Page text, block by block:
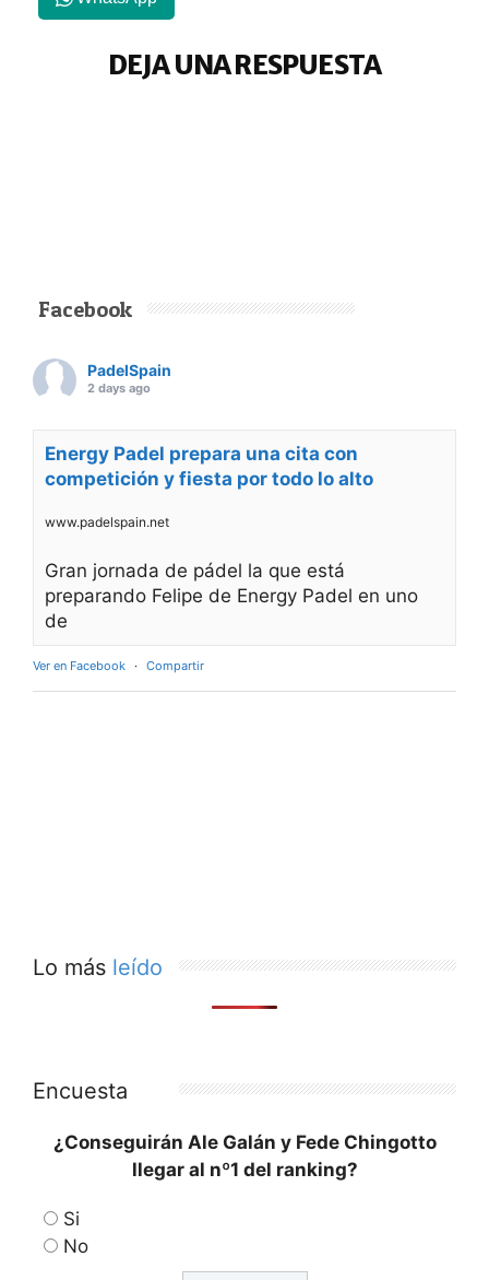
DEJA UNA RESPUESTA
Facebook
PadelSpain
2 days ago
Energy Padel prepara una cita con
competición y fiesta por todo lo alto
www.padelspain.net
Gran jornada de pádel la que está
preparando Felipe de Energy Padel en uno
de
Ver en Facebook · Compartir
Lo más leído
Encuesta
¿Conseguirán Ale Galán y Fede Chingotto
llegar al nº1 del ranking?
Si
No